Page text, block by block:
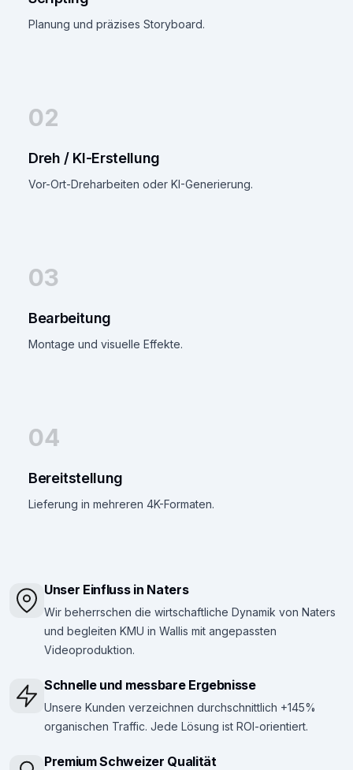
Planung und präzises Storyboard.
02
Dreh / KI-Erstellung
Vor-Ort-Dreharbeiten oder KI-Generierung.
03
Bearbeitung
Montage und visuelle Effekte.
04
Bereitstellung
Lieferung in mehreren 4K-Formaten.
Unser Einfluss in Naters
Wir beherrschen die wirtschaftliche Dynamik von Naters
und begleiten KMU in Wallis mit angepassten
Videoproduktion.
Schnelle und messbare Ergebnisse
Unsere Kunden verzeichnen durchschnittlich +145%
organischen Traffic. Jede Lösung ist ROI-orientiert.
Premium Schweizer Qualität